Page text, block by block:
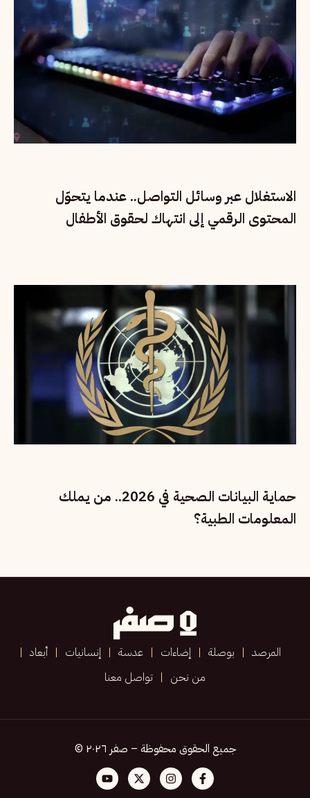
الاستغلال عبر وسائل التواصل.. عندما يتحوّل
المحتوى الرقمي إلى انتهاك لحقوق الأطفال
حماية البيانات الصحية في 2026.. من يملك
المعلومات الطبية؟
المرصد بوصلة إضاءات عدسة إنسانيات
أبعاد
من نحن
تواصل معنا
جميع الحقوق محفوظة – صفر ٢٠٢٦ ©